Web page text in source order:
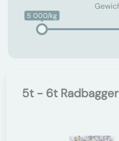
5 000/kg
5t - 6t Radbagger